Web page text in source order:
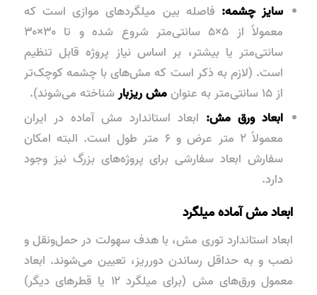
سایز چشمه: فاصله بین میلگردهای موازی است که
معمولاً از ۵×۵ سانتی‌متر شروع شده و تا ۳۰×۳۰
سانتی‌متر یا بیشتر، بر اساس نیاز پروژه قابل تنظیم
است. (لازم به ذکر است که مش‌های با چشمه کوچک‌تر
از ۱۵ سانتی‌متر به عنوان
مش ریزبارشناخته می‌شوند).
ابعاد ورق مش: ابعاد استاندارد مش آماده در ایران
معمولاً ۲ متر عرض و ۶ متر طول است. البته امکان
سفارش ابعاد سفارشی برای پروژه‌های بزرگ نیز وجود
دارد.
ابعاد مش آماده میلگرد
ابعاد استاندارد توری مش، با هدف سهولت در حمل‌ونقل و
نصب و به حداقل رساندن دورریز، تعیین می‌شوند. ابعاد
معمول ورق‌های مش (برای میلگرد ۱۲ یا قطرهای دیگر)